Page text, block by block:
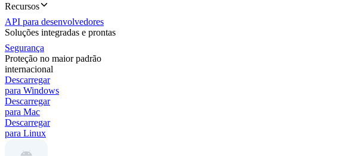
Recursos
API para desenvolvedores
Soluções integradas e prontas
Segurança
Proteção no maior padrão
internacional
Descarregar
para Windows
Descarregar
para Mac
Descarregar
para Linux